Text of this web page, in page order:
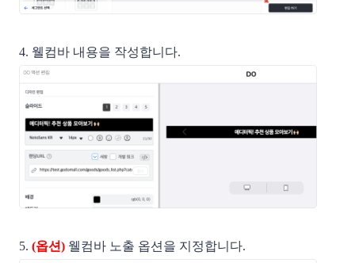
4. 웰컴바 내용을 작성합니다.
5. (옵션) 웰컴바 노출 옵션을 지정합니다.